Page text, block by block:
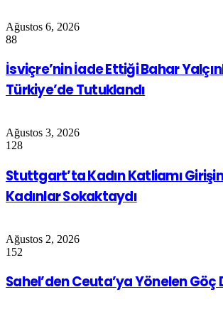
Ağustos 6, 2026
88
İsviçre’nin İade Ettiği Bahar
Türkiye’de Tutuklandı
Ağustos 3, 2026
128
Stuttgart’ta Kadın Katliamı
Kadınlar Sokaktaydı
Ağustos 2, 2026
152
Sahel’den Ceuta’ya Yönelen Göç